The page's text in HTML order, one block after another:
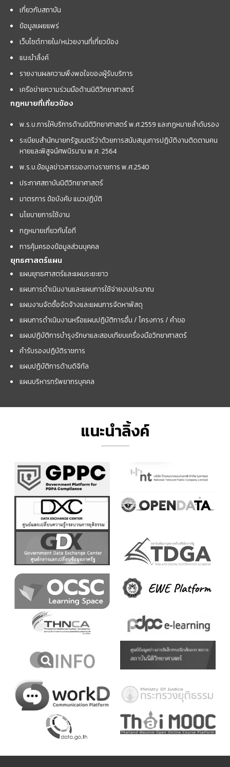
เกี่ยวกับสถาบัน
ข้อมูลเผยแพร่
เว็บไซต์ภายใน/หน่วยงานที่เกี่ยวข้อง
แนะนำลิ้งค์
รายงานผลความพึงพอใจของผู้รับบริการ
เครือข่ายความร่วมมือด้านนิติวิทยาศาสตร์
กฎหมายที่เกี่ยวข้อง
พ.ร.บ.การให้บริการด้านนิติวิทยาศาสตร์ พ.ศ.2559 และกฏหมายลำดับรอง
ระเบียบสำนักนายกรัฐมนตรีว่าด้วยการสนับสนุนการปฏิบัติงานติดตามคน
หายและพิสูจน์ศพนิรนาม พ.ศ. 2564
พ.ร.บ.ข้อมูลข่าวสารของทางราชการ พ.ศ.2540
ประกาศสถาบันนิติวิทยาศาสตร์
มาตรการ ข้อบังคับ แนวปฏิบัติ
นโยบายการใช้งาน
กฎหมายเกี่ยวกับไอที
การคุ้มครองข้อมูลส่วนบุคคล
ยุทธศาสตร์แผน
แผนยุทธศาสตร์และแผนระยะยาว
แผนการดำเนินงานและแผนการใช้จ่ายงบประมาณ
แผนงานจัดซื้อจัดจ้างและแผนการจัดหาพัสดุ
แผนการดำเนินงานหรือแผนปฏิบัติการอื่น / โครงการ / คำขอ
แผนปฏิบัติการบำรุงรักษาและสอบเทียบเครื่องมือวิทยาศาสตร์
คำรับรองปฏิบัติราชการ
แผนปฏิบัติการด้านดิจิทัล
แผนบริหารทรัพยากรบุคคล
แนะนำลิ้งค์